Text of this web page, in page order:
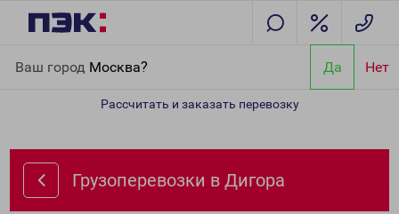
Ваш город Москва? Да Нет
Рассчитать и заказать перевозку
Грузоперевозки в Дигора